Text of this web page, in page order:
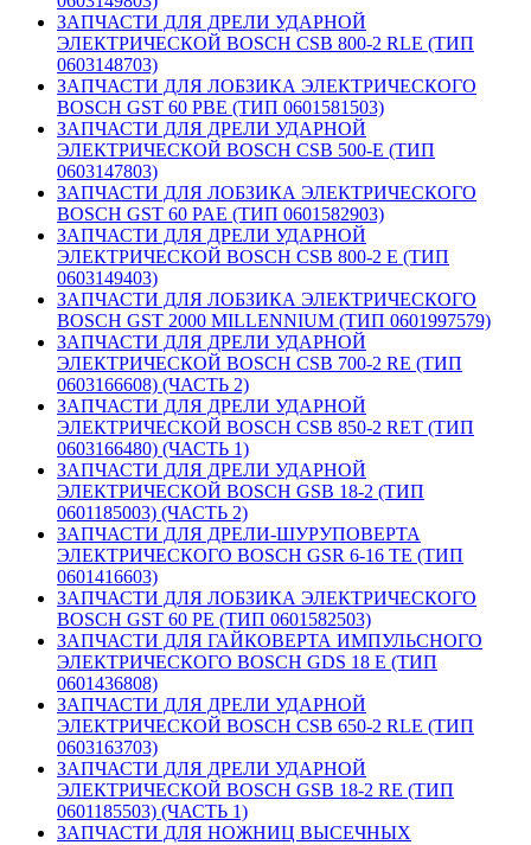
ЗАПЧАСТИ ДЛЯ ДРЕЛИ УДАРНОЙ
ЭЛЕКТРИЧЕСКОЙ BOSCH CSB 800-2 RLE (ТИП
0603148703)
ЗАПЧАСТИ ДЛЯ ЛОБЗИКА ЭЛЕКТРИЧЕСКОГО
BOSCH GST 60 PBE (ТИП 0601581503)
ЗАПЧАСТИ ДЛЯ ДРЕЛИ УДАРНОЙ
ЭЛЕКТРИЧЕСКОЙ BOSCH CSB 500-E (ТИП
0603147803)
ЗАПЧАСТИ ДЛЯ ЛОБЗИКА ЭЛЕКТРИЧЕСКОГО
BOSCH GST 60 PAE (ТИП 0601582903)
ЗАПЧАСТИ ДЛЯ ДРЕЛИ УДАРНОЙ
ЭЛЕКТРИЧЕСКОЙ BOSCH CSB 800-2 E (ТИП
0603149403)
ЗАПЧАСТИ ДЛЯ ЛОБЗИКА ЭЛЕКТРИЧЕСКОГО
BOSCH GST 2000 MILLENNIUM (ТИП 0601997579)
ЗАПЧАСТИ ДЛЯ ДРЕЛИ УДАРНОЙ
ЭЛЕКТРИЧЕСКОЙ BOSCH CSB 700-2 RE (ТИП
0603166608) (ЧАСТЬ 2)
ЗАПЧАСТИ ДЛЯ ДРЕЛИ УДАРНОЙ
ЭЛЕКТРИЧЕСКОЙ BOSCH CSB 850-2 RET (ТИП
0603166480) (ЧАСТЬ 1)
ЗАПЧАСТИ ДЛЯ ДРЕЛИ УДАРНОЙ
ЭЛЕКТРИЧЕСКОЙ BOSCH GSB 18-2 (ТИП
0601185003) (ЧАСТЬ 2)
ЗАПЧАСТИ ДЛЯ ДРЕЛИ-ШУРУПОВЕРТА
ЭЛЕКТРИЧЕСКОГО BOSCH GSR 6-16 TE (ТИП
0601416603)
ЗАПЧАСТИ ДЛЯ ЛОБЗИКА ЭЛЕКТРИЧЕСКОГО
BOSCH GST 60 PE (ТИП 0601582503)
ЗАПЧАСТИ ДЛЯ ГАЙКОВЕРТА ИМПУЛЬСНОГО
ЭЛЕКТРИЧЕСКОГО BOSCH GDS 18 E (ТИП
0601436808)
ЗАПЧАСТИ ДЛЯ ДРЕЛИ УДАРНОЙ
ЭЛЕКТРИЧЕСКОЙ BOSCH CSB 650-2 RLE (ТИП
0603163703)
ЗАПЧАСТИ ДЛЯ ДРЕЛИ УДАРНОЙ
ЭЛЕКТРИЧЕСКОЙ BOSCH GSB 18-2 RE (ТИП
0601185503) (ЧАСТЬ 1)
ЗАПЧАСТИ ДЛЯ НОЖНИЦ ВЫСЕЧНЫХ